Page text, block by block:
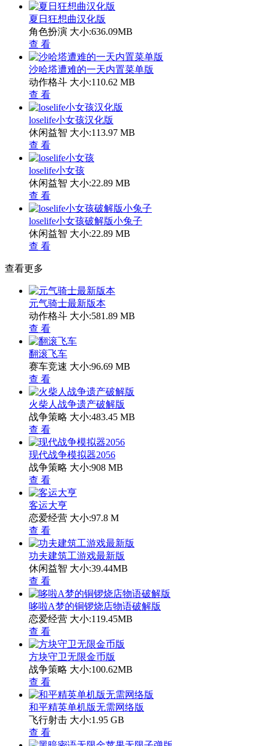
夏日狂想曲汉化版
角色扮演 大小:636.09MB
查 看
沙哈塔遭难的一天内置菜单版
动作格斗 大小:110.62 MB
查 看
loselife小女孩汉化版
休闲益智 大小:113.97 MB
查 看
loselife小女孩
休闲益智 大小:22.89 MB
查 看
loselife小女孩破解版小兔子
休闲益智 大小:22.89 MB
查 看
查看更多
元气骑士最新版本
动作格斗 大小:581.89 MB
查 看
翻滚飞车
赛车竞速 大小:96.69 MB
查 看
火柴人战争遗产破解版
战争策略 大小:483.45 MB
查 看
现代战争模拟器2056
战争策略 大小:908 MB
查 看
客运大亨
恋爱经营 大小:97.8 M
查 看
功夫建筑工游戏最新版
休闲益智 大小:39.44MB
查 看
哆啦A梦的铜锣烧店物语破解版
恋爱经营 大小:119.45MB
查 看
方块守卫无限金币版
战争策略 大小:100.62MB
查 看
和平精英单机版无需网络版
飞行射击 大小:1.95 GB
查 看